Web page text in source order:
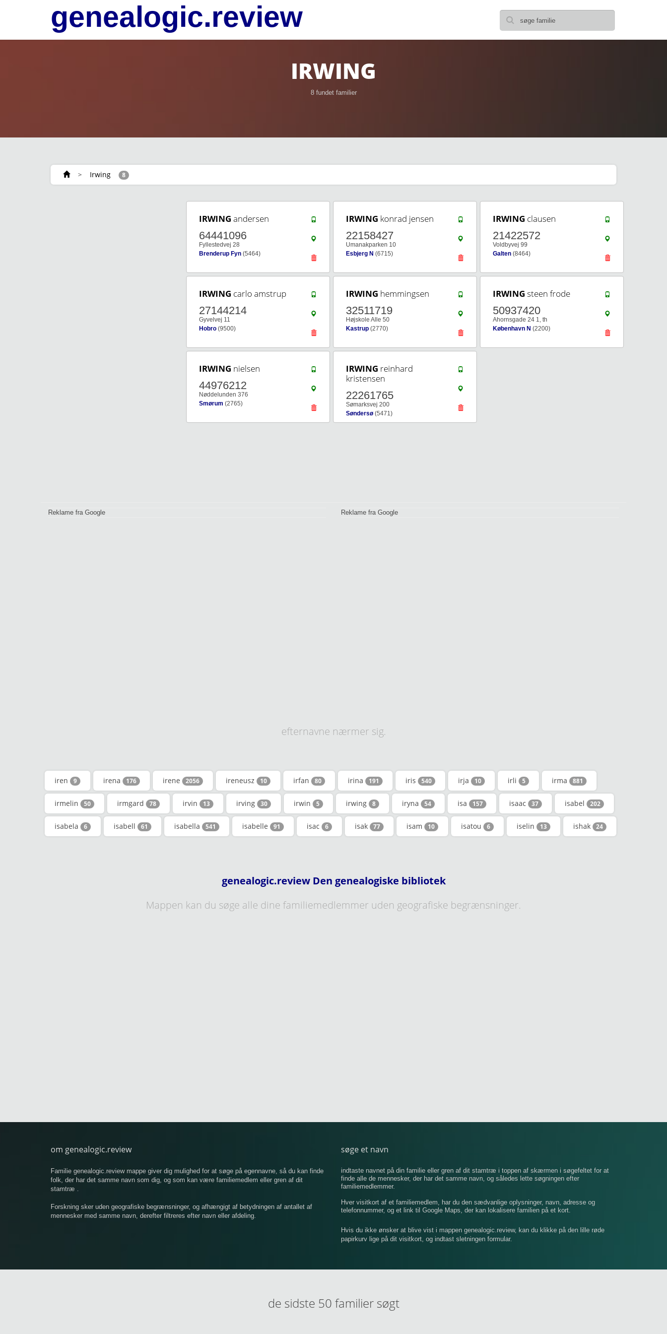
genealogic.review
IRWING
8 fundet familier
> Irwing 8
IRWING andersen
64441096
Fyllestedvej 28
Brenderup Fyn (5464)
IRWING konrad jensen
22158427
Umanakparken 10
Esbjerg N (6715)
IRWING clausen
21422572
Voldbyvej 99
Galten (8464)
IRWING carlo amstrup
27144214
Gyvelvej 11
Hobro (9500)
IRWING hemmingsen
32511719
Højskole Alle 50
Kastrup (2770)
IRWING steen frode
50937420
Ahornsgade 24 1, th
København N (2200)
IRWING nielsen
44976212
Nøddelunden 376
Smørum (2765)
IRWING reinhard
kristensen
22261765
Sømarksvej 200
Søndersø (5471)
Reklame fra Google Reklame fra Google
efternavne nærmer sig.
iren 9 irena 176 irene 2056 ireneusz 10 irfan 80 irina 191 iris 540 irja 10 irli 5 irma 881
irmelin 50 irmgard 78 irvin 13 irving 30 irwin 5 irwing 8 iryna 54 isa 157 isaac 37 isabel 202
isabela 6 isabell 61 isabella 541 isabelle 91 isac 6 isak 77 isam 10 isatou 6 iselin 13 ishak 24
genealogic.review Den genealogiske bibliotek
Mappen kan du søge alle dine familiemedlemmer uden geografiske begrænsninger.
om genealogic.review
Familie genealogic.review mappe giver dig mulighed for at søge på egennavne, så du kan finde
folk, der har det samme navn som dig, og som kan være familiemedlem eller gren af ​​dit
stamtræ .
Forskning sker uden geografiske begrænsninger, og afhængigt af betydningen af ​​antallet af
mennesker med samme navn, derefter filtreres efter navn eller afdeling.
søge et navn
indtaste navnet på din familie eller gren af ​​dit stamtræ i toppen af ​​skærmen i søgefeltet for at
finde alle de mennesker, der har det samme navn, og således lette søgningen efter
familiemedlemmer.
Hver visitkort af et familiemedlem, har du den sædvanlige oplysninger, navn, adresse og
telefonnummer, og et link til Google Maps, der kan lokalisere familien på et kort.
Hvis du ikke ønsker at blive vist i mappen genealogic.review, kan du klikke på den lille røde
papirkurv lige på dit visitkort, og indtast sletningen formular.
de sidste 50 familier søgt